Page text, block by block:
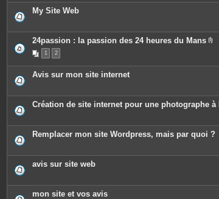
My Site Web
24passion : la passion des 24 heures du Mans
c
o
i
e
s
1 2
Avis sur mon site internet
Création de site internet pour une photographe à
Remplacer mon site Wordpress, mais par quoi ?
avis sur site web
mon site et vos avis